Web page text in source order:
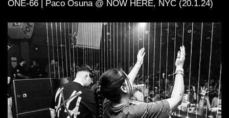
ONE-66 | Paco Osuna @ NOW HERE, NYC (20.1.24)